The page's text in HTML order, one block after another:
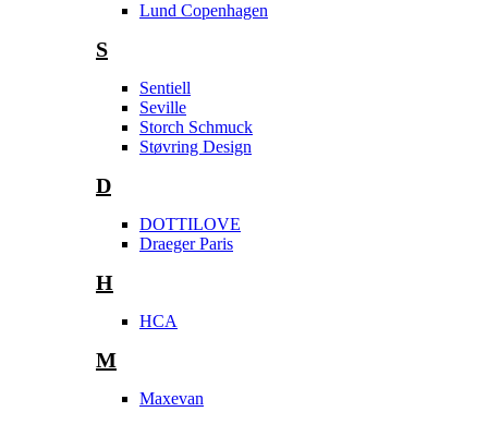
Lund Copenhagen
S
Sentiell
Seville
Storch Schmuck
Støvring Design
D
DOTTILOVE
Draeger Paris
H
HCA
M
Maxevan